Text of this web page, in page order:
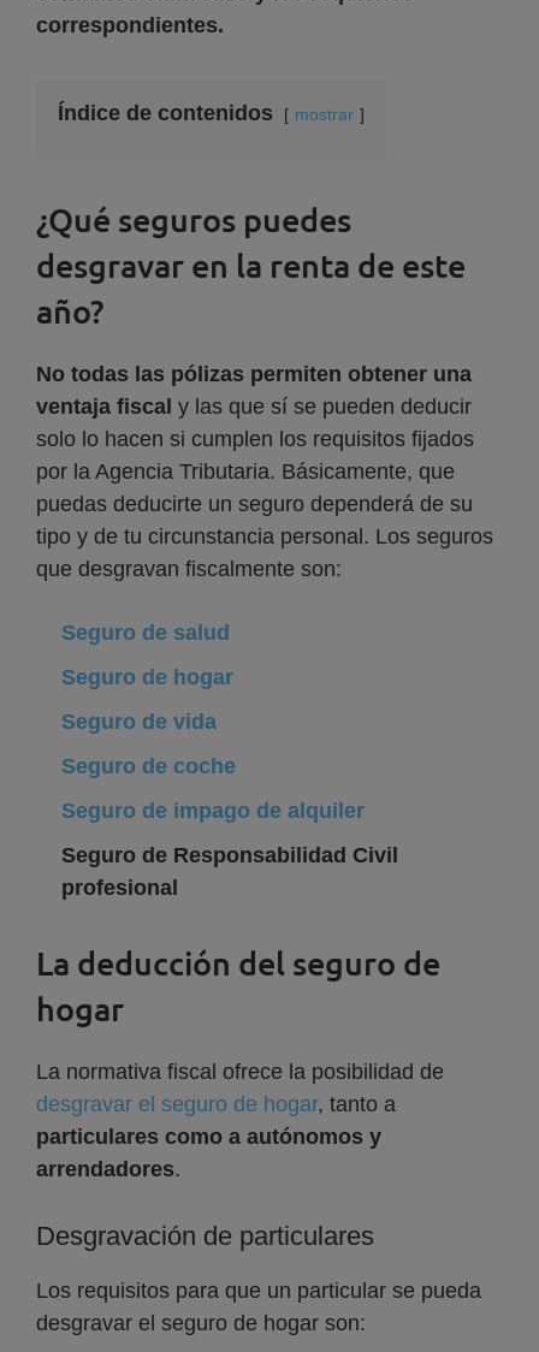
correspondientes.
Índice de contenidos mostrar
¿Qué seguros puedes
desgravar en la renta de este
año?
No todas las pólizas permiten obtener una
ventaja fiscal y las que sí se pueden deducir
solo lo hacen si cumplen los requisitos fijados
por la Agencia Tributaria. Básicamente, que
puedas deducirte un seguro dependerá de su
tipo y de tu circunstancia personal. Los seguros
que desgravan fiscalmente son:
Seguro de salud
Seguro de hogar
Seguro de vida
Seguro de coche
Seguro de impago de alquiler
Seguro de Responsabilidad Civil
profesional
La deducción del seguro de
hogar
La normativa fiscal ofrece la posibilidad de
desgravar el seguro de hogar, tanto a
particulares como a autónomos y
arrendadores.
Desgravación de particulares
Los requisitos para que un particular se pueda
desgravar el seguro de hogar son: